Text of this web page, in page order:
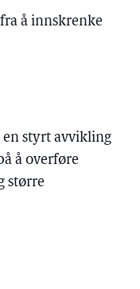
å innskrenke
en styrt avvikling
å overføre
større